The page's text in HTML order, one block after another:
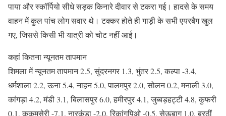
पाया और स्कॉर्पियो सीधे सड़क किनारे दीवार से टकरा गई। हादसे के समय
वाहन में कुल पांच लोग सवार थे। टक्कर होते ही गाड़ी के सभी एयरबैग खुल
गए, जिससे किसी भी यात्री को चोट नहीं आई।
कहां कितना न्यूनतम तापमान
शिमला में न्यूनतम तापमान 2.5, सुंदरनगर 1.3, भुंतर 2.5, कल्पा -3.4,
धर्मशाला 2.2, ऊना 5.4, नाहन 5.0, पालमपुर 2.0, सोलन 0.2, मनाली 3.0,
कांगड़ा 4.2, मंडी 3.1, बिलासपुर 6.0, हमीरपुर 4.1, जुब्बड़हट्टी 4.8, कुफरी
0.1, कुकुमसेरी -7.1, नारकंडा -2.0, रिकांगपिओ -0.5, सेऊबाग 1.0, बरठीं